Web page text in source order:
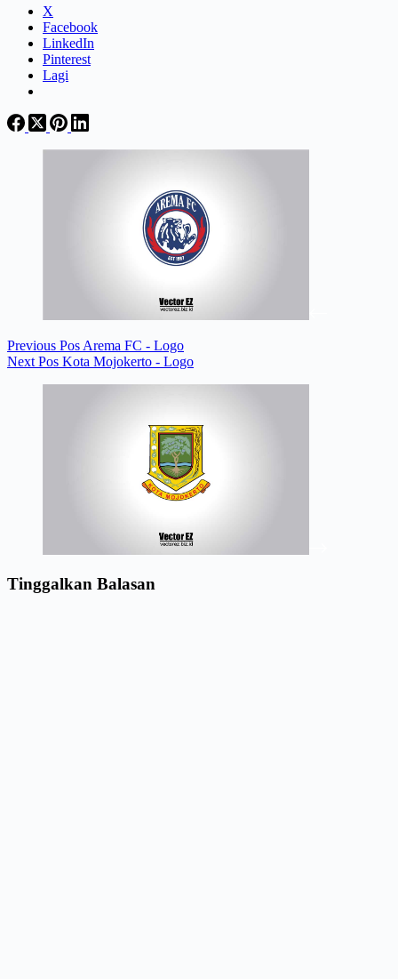
X
Facebook
LinkedIn
Pinterest
Lagi
Previous Pos Arema FC - Logo
Next Pos Kota Mojokerto - Logo
Tinggalkan Balasan